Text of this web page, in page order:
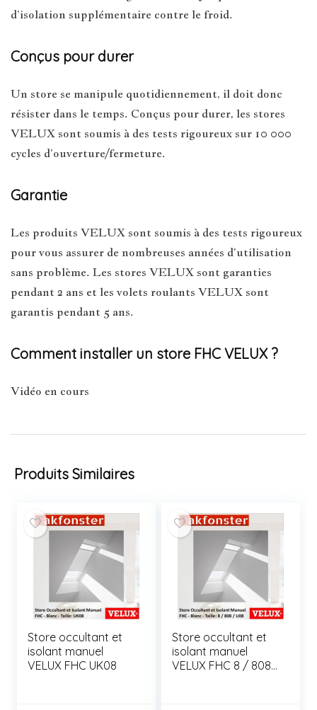
d’isolation supplémentaire contre le froid.
Conçus pour durer
Un store se manipule quotidiennement, il doit donc
résister dans le temps. Conçus pour durer, les stores
VELUX sont soumis à des tests rigoureux sur 10 000
cycles d’ouverture/fermeture.
Garantie
Les produits VELUX sont soumis à des tests rigoureux
pour vous assurer de nombreuses années d’utilisation
sans problème. Les stores VELUX sont garanties
pendant 2 ans et les volets roulants VELUX sont
garantis pendant 5 ans.
Comment installer un store FHC VELUX ?
Vidéo en cours
Produits Similaires
Store occultant et
isolant manuel
VELUX FHC UK08
Store occultant et
isolant manuel
VELUX FHC 8 / 808